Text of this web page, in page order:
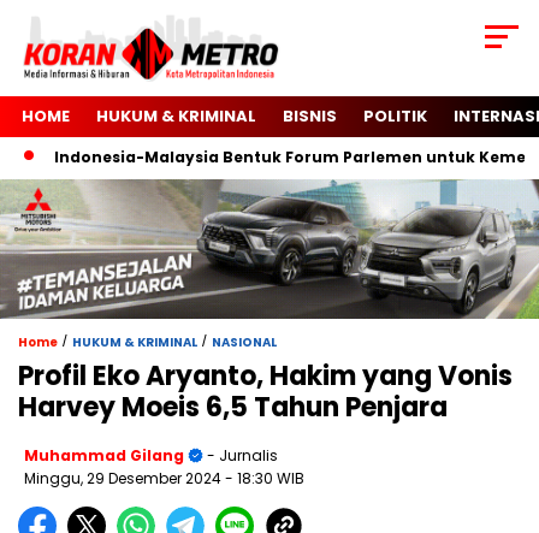
HOME HUKUM & KRIMINAL BISNIS POLITIK
Indonesia-Malaysia Bentuk Forum Parlemen untuk
Home / HUKUM & KRIMINAL / NASIONAL
Profil Eko Aryanto, Hakim yang Vonis
Harvey Moeis 6,5 Tahun Penjara
Muhammad Gilang
- Jurnalis
Minggu, 29 Desember 2024- 18:30 WIB